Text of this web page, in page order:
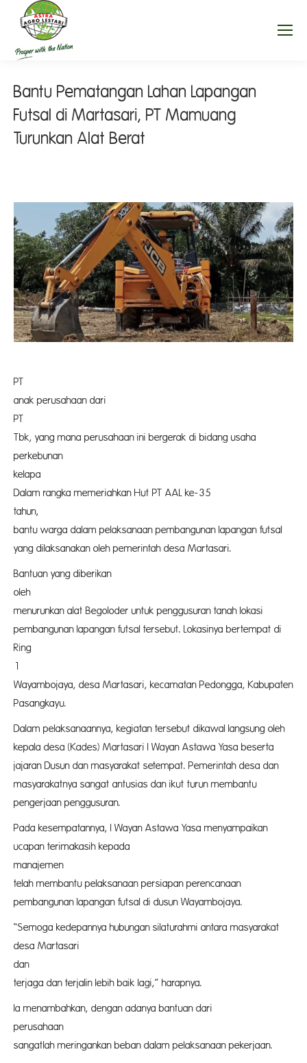
Bantu Pematangan Lahan Lapangan
Futsal di Martasari, PT Mamuang
Turunkan Alat Berat
PT
anak perusahaan dari
PT
Tbk, yang mana perusahaan ini bergerak di bidang usaha
perkebunan
kelapa
Dalam rangka memeriahkan Hut PT AAL ke-35
tahun,
bantu warga dalam pelaksanaan pembangunan lapangan futsal
yang dilaksanakan oleh pemerintah desa Martasari.
Bantuan yang diberikan
oleh
menurunkan alat Begoloder untuk penggusuran tanah lokasi
pembangunan lapangan futsal tersebut. Lokasinya bertempat di
Ring
1 PT
Wayambojaya, desa Martasari, kecamatan Pedongga, Kabupaten
Pasangkayu.
Dalam pelaksanaannya, kegiatan tersebut dikawal langsung oleh
kepala desa (Kades) Martasari I Wayan Astawa Yasa beserta
jajaran Dusun dan masyarakat setempat. Pemerintah desa dan
masyarakatnya sangat antusias dan ikut turun membantu
pengerjaan penggusuran.
Pada kesempatannya, I Wayan Astawa Yasa menyampaikan
ucapan terimakasih kepada
telah membantu pelaksanaan persiapan perencanaan
pembangunan lapangan futsal di dusun Wayambojaya.
“Semoga kedepannya hubungan silaturahmi antara masyarakat
desa Martasari
dan
terjaga dan terjalin lebih baik lagi,” harapnya.
Ia menambahkan, dengan adanya bantuan dari
sangatlah meringankan beban dalam pelaksanaan pekerjaan.